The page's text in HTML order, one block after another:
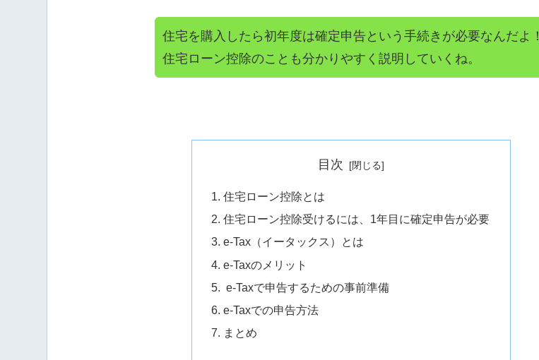
住宅を購入したら初年度は確定申告という手続きが必要なんだよ！
住宅ローン控除のことも分かりやすく説明していくね。
目次
住宅ローン控除とは
住宅ローン控除受けるには、1年目に確定申告が必要
e-Tax（イータックス）とは
e-Taxのメリット
e-Taxで申告するための事前準備
e-Taxでの申告方法
まとめ